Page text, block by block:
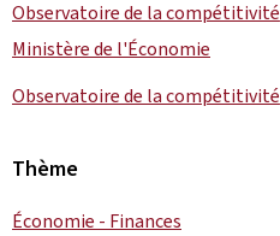
Observatoire de la compétitivité
Ministère de l'Économie
Observatoire de la compétitivité
Thème
Économie - Finances